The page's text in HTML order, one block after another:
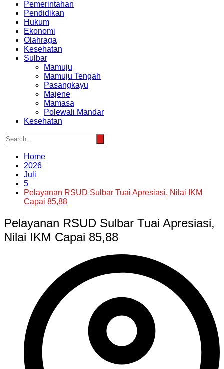
Pemerintahan
Pendidikan
Hukum
Ekonomi
Olahraga
Kesehatan
Sulbar
Mamuju
Mamuju Tengah
Pasangkayu
Majene
Mamasa
Polewali Mandar
Kesehatan
Home
2026
Juli
5
Pelayanan RSUD Sulbar Tuai Apresiasi, Nilai IKM
Capai 85,88
Pelayanan RSUD Sulbar Tuai Apresiasi,
Nilai IKM Capai 85,88